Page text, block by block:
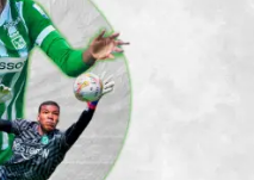
hace 11
horas
share